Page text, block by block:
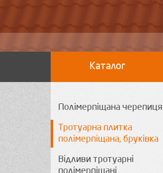
Каталог
Полімерпіщана черепиця
Тротуарна плитка
полімерпіщана, бруківка
Відливи тротуарні
полімерпіщані